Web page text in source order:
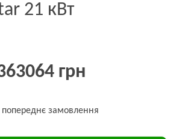
21 кВт
грн
попереднє замовлення